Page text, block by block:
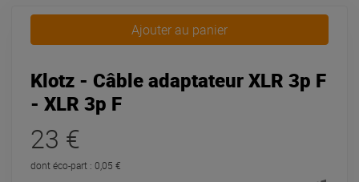
Ajouter au panier
Klotz - Câble adaptateur XLR 3p F
- XLR 3p F
23 €
dont éco-part : 0,05 €